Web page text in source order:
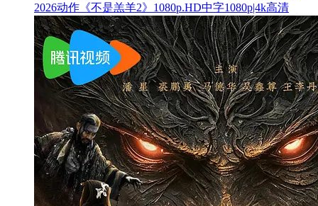
2026动作《不是羔羊2》1080p.HD中字1080p|4k高清